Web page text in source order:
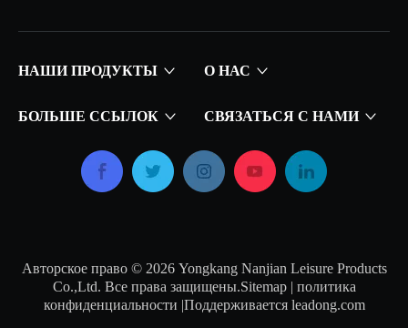
НАШИ ПРОДУКТЫ О НАС
БОЛЬШЕ ССЫЛОК СВЯЗАТЬСЯ С НАМИ
Авторское право © 2026Yongkang Nanjian Leisure Products
Co.,Ltd. Все права защищены.Sitemap| политика
конфиденциальности |Поддерживается leadong.com